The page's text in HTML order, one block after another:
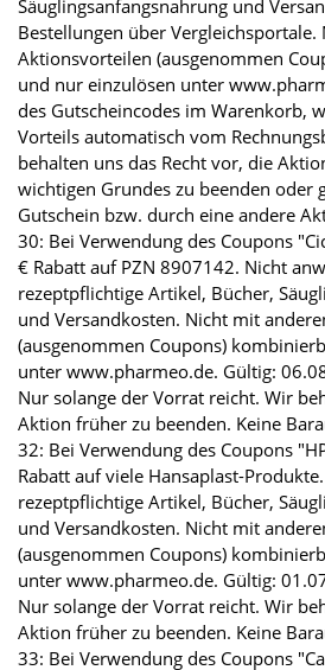
Säuglingsanfangsnahrung und
Bestellungen über
Aktionsvorteilen (ausgenommen
und nur einzulösen unter
des Gutscheincodes im Warenkorb,
Vorteils automatisch vom
behalten uns das Recht vor, die
wichtigen Grundes zu beenden oder
Gutschein bzw. durch eine andere
30: Bei Verwendung des Coupons
€ Rabatt auf PZN 8907142. Nicht
rezeptpflichtige Artikel, Bücher,
und Versandkosten. Nicht mit
(ausgenommen Coupons)
unter www.pharmeo.de. Gültig:
Nur solange der Vorrat reicht. Wir
Aktion früher zu beenden. Keine
32: Bei Verwendung des Coupons
Rabatt auf viele Hansaplast-
rezeptpflichtige Artikel, Bücher,
und Versandkosten. Nicht mit
(ausgenommen Coupons)
unter www.pharmeo.de. Gültig:
Nur solange der Vorrat reicht. Wir
Aktion früher zu beenden. Keine
33: Bei Verwendung des Coupons